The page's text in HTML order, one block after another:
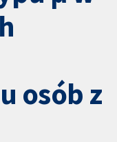
osób z